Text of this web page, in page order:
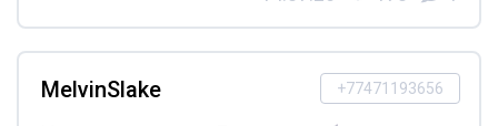
+77471193656
MelvinSlake